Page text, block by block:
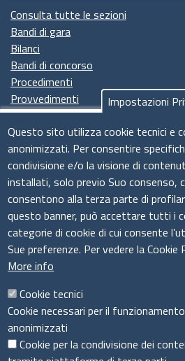
Consulta tutte le sezioni
Bandi di gara
Bilanci
Bandi di concorso
Procedimenti
Provvedimenti
Seguici su
Il sistema camerale
Impostazioni
Questo sito utilizza cookie tecnici e
anonimizzati. Per consentire
condivisione e/o la visione di
installati, solo previo Suo consenso,
consentono alla terza parte di
questo banner, può accettare tutti i
categorie di cookie di cui consente
Sue preferenze. Per vedere la Cookie
More info
Cookie tecnici
Cookie necessari per il
anonimizzati
Cookie per la condivisione dei